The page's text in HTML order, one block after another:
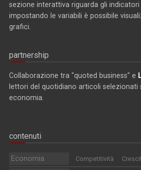
sezione interattiva riguarda gli
impostando le variabili è possibile
grafici.
partnership
Collaborazione tra "quoted business" e
lettori del quotidiano articoli selezionati
economia.
contenuti
Economia Competitività